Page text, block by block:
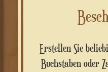
Erstellen Sie beliebige Schriften, Grafiken,
Buchstaben oder